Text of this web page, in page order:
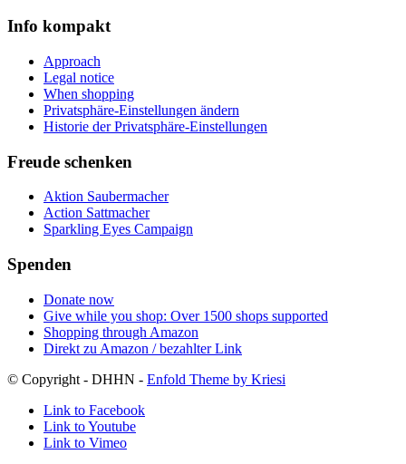
Info kompakt
Approach
Legal notice
When shopping
Privatsphäre-Einstellungen ändern
Historie der Privatsphäre-Einstellungen
Freude schenken
Aktion Saubermacher
Action Sattmacher
Sparkling Eyes Campaign
Spenden
Donate now
Give while you shop: Over 1500 shops supported
Shopping through Amazon
Direkt zu Amazon / bezahlter Link
© Copyright - DHHN - Enfold Theme by Kriesi
Link to Facebook
Link to Youtube
Link to Vimeo